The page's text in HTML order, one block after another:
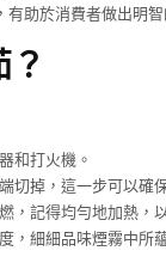
助於消費者做出明智
和打火機。
切掉，這一步可以確
，記得均勻地加熱，
，細細品味煙霧中所